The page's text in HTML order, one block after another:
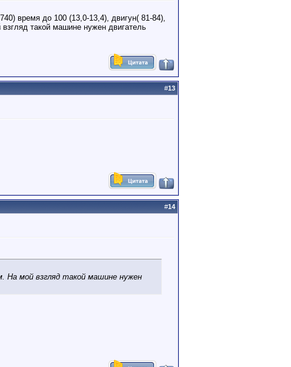
время до 100 (13,0-13,4), двигун( 81-84),
такой машине нужен двигатель
#13
#14
На мой взгляд такой машине нужен